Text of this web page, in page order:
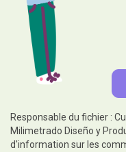
Responsable du fichier :
Milimetrado Diseño y
d'information sur les